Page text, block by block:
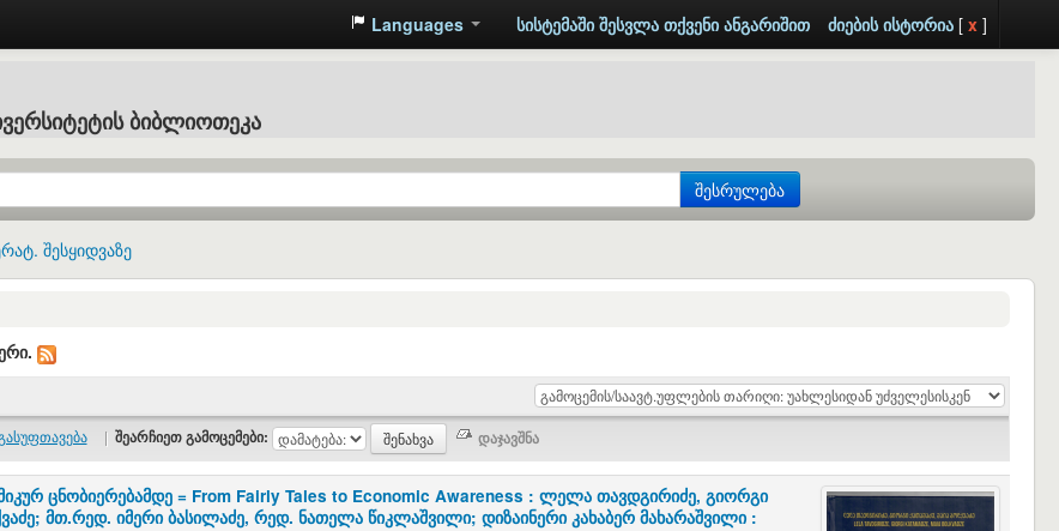
Languages სისტემაში შესვლა თქვენი ანგარიშით ძიების ისტორია[ x ]
ბიბლიოთეკა
შესრულება
შესყიდვაზე
| შეარჩიეთ გამოცემები:
ცნობიერებამდე = From Fairly Tales to Economic Awareness : ლელა თავდგირიძე, გიორგი
მთ.რედ. იმერი ბასილაძე, რედ. ნათელა წიკლაშვილი; დიზაინერი კახაბერ მახარაშვილი :